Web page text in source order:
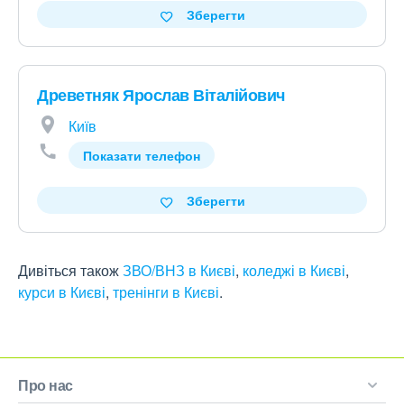
Зберегти
Древетняк Ярослав Віталійович
Київ
Показати телефон
Зберегти
Дивіться такожЗВО/ВНЗ в Києві, коледжі в Києві,
курси в Києві, тренінги в Києві.
Про нас